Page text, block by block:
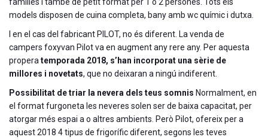
models disposen de cuina completa, bany amb wc químic i dutxa.
I en el cas del fabricant PILOT, no és diferent. La venda de
campers foxyvan Pilot va en augment any rere any. Per aquesta
propera temporada 2018, s’han incorporat una sèrie de
millores i novetats, que no deixaran a ningú indiferent.
Possibilitat de triar la nevera dels teus somnis Normalment, en
el format furgoneta les neveres solen ser de baixa capacitat, per
atorgar més espai a o altres ambients. Però Pilot, ofereix per a
aquest 2018 4 tipus de frigorífic diferent, segons les teves